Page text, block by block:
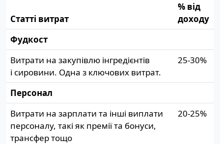
Статті витрат
% від
доходу
Фудкост
Витрати на закупівлю інгредієнтів
і сировини. Одна з ключових витрат.
25-30%
Персонал
Витрати на зарплати та інші виплати
персоналу, такі як премії та бонуси,
трансфер тощо
20-25%